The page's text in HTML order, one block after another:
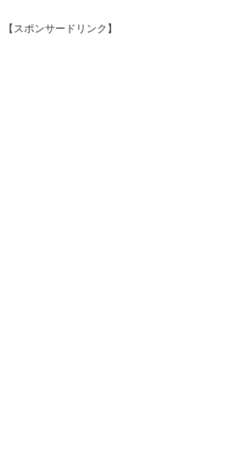
【スポンサードリンク】